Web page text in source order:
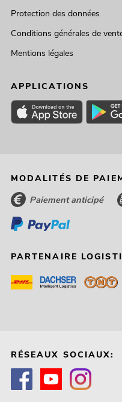
Protection des données
Conditions générales de
Mentions légales
APPLICATIONS
MODALITÉS DE
Paiement anticipé
PARTENAIRE
RÉSEAUX SOCIAUX: